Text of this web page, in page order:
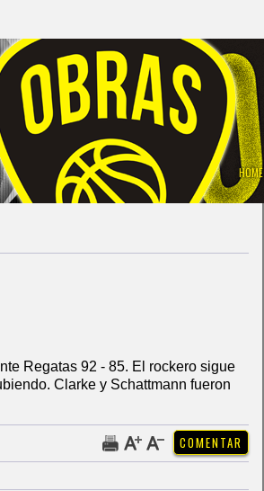
HOME
Regatas 92 - 85. El rockero sigue
Clarke y Schattmann fueron